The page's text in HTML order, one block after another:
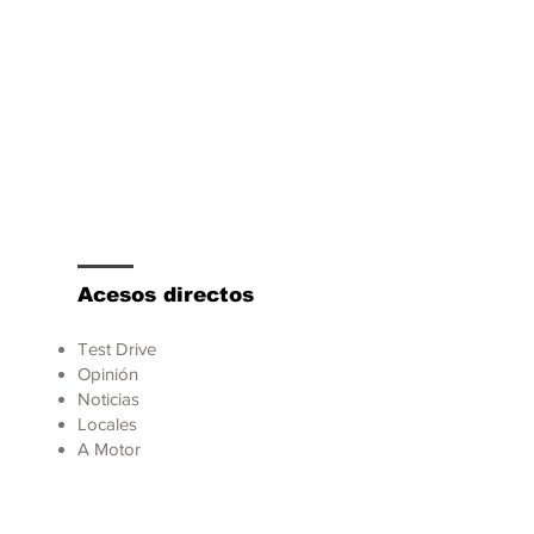
Acesos directos
Test Drive
Opinión
Noticias
Locales
A Motor